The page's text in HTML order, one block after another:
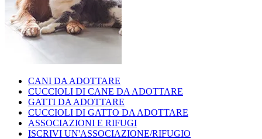
CANI DA ADOTTARE
CUCCIOLI DI CANE DA ADOTTARE
GATTI DA ADOTTARE
CUCCIOLI DI GATTO DA ADOTTARE
ASSOCIAZIONI E RIFUGI
ISCRIVI UN'ASSOCIAZIONE/RIFUGIO